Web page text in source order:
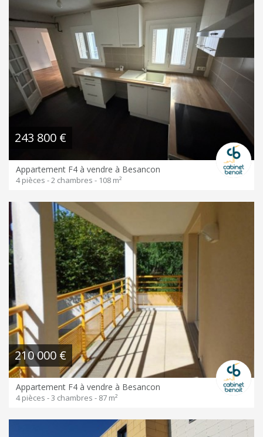
243 800 €
Appartement F4 à vendre à Besancon
4 pièces - 2 chambres - 108 m²
210 000 €
Appartement F4 à vendre à Besancon
4 pièces - 3 chambres - 87 m²